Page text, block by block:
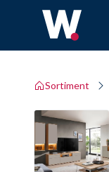
Sortiment